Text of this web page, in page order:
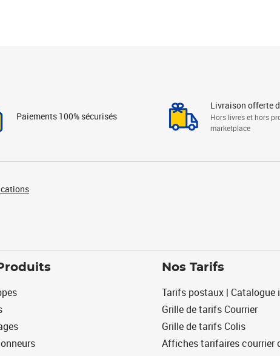
Paiements 100% sécurisés
Livraison offerte
Hors livres et hors
marketplace
Nos Tarifs
Tarifs postaux | Catalogue
Grille de tarifs Courrier
Grille de tarifs Colis
Affiches tarifaires courrier